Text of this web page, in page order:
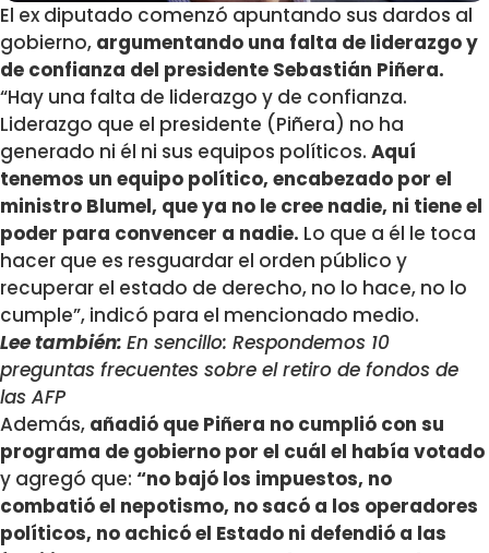
El ex diputado comenzó apuntando sus dardos al
gobierno, argumentando una falta de liderazgo y
de confianza del presidente Sebastián Piñera.
“Hay una falta de liderazgo y de confianza.
Liderazgo que el presidente (Piñera) no ha
generado ni él ni sus equipos políticos. Aquí
tenemos un equipo político, encabezado por el
ministro Blumel, que ya no le cree nadie, ni tiene el
poder para convencer a nadie. Lo que a él le toca
hacer que es resguardar el orden público y
recuperar el estado de derecho, no lo hace, no lo
cumple”, indicó para el mencionado medio.
Lee también: En sencillo: Respondemos 10
preguntas frecuentes sobre el retiro de fondos de
las AFP
Además, añadió que Piñera no cumplió con su
programa de gobierno por el cuál el había votado
y agregó que: “no bajó los impuestos, no
combatió el nepotismo, no sacó a los operadores
políticos, no achicó el Estado ni defendió a las